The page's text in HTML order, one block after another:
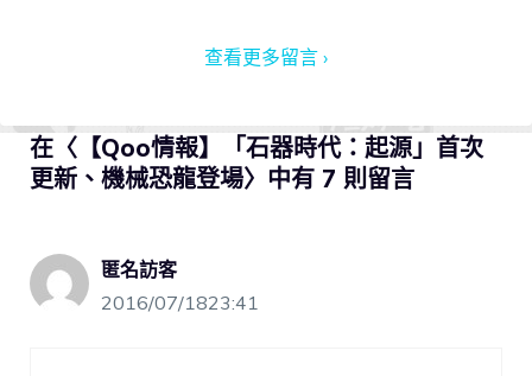
查看更多留言 ›
在〈【Qoo情報】「石器時代：起源」首次
更新、機械恐龍登場〉中有 7 則留言
匿名訪客
2016/07/1823:41